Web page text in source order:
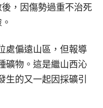
，因傷勢過重不治死
處偏遠山區，但報導
礦物。這是繼山西沁
生的又一起因採礦引